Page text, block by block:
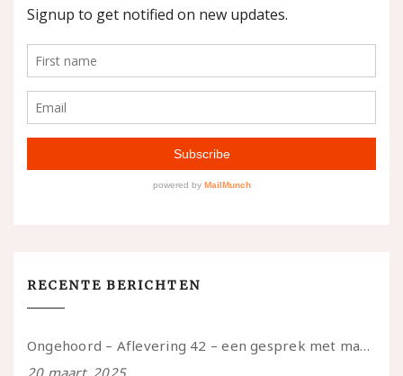
RECENTE BERICHTEN
Ongehoord – Aflevering 42 – een gesprek met marijn over seksueel opbloeien, het ouderschap uitvinden en verschillende leeftijden in je mee dragen